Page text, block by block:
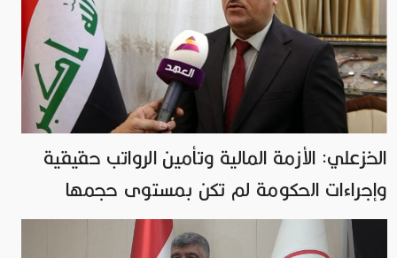
الخزعلي: الأزمة المالية وتأمين الرواتب حقيقية
وإجراءات الحكومة لم تكن بمستوى حجمها